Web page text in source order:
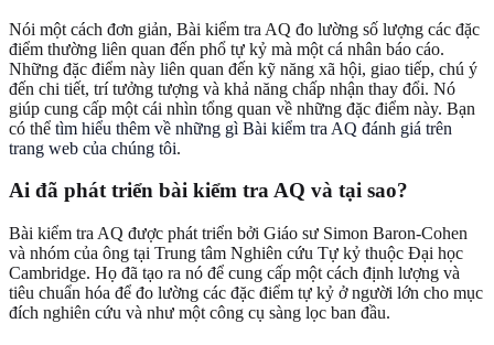
Nói một cách đơn giản, Bài kiểm tra AQ đo lường số lượng các đặc
điểm thường liên quan đến phổ tự kỷ mà một cá nhân báo cáo.
Những đặc điểm này liên quan đến kỹ năng xã hội, giao tiếp, chú ý
đến chi tiết, trí tưởng tượng và khả năng chấp nhận thay đổi. Nó
giúp cung cấp một cái nhìn tổng quan về những đặc điểm này. Bạn
có thể tìm hiểu thêm về những gì Bài kiểm tra AQ đánh giá trên
trang web của chúng tôi.
Ai đã phát triển bài kiểm tra AQ và tại sao?
Bài kiểm tra AQ được phát triển bởi Giáo sư Simon Baron-Cohen
và nhóm của ông tại Trung tâm Nghiên cứu Tự kỷ thuộc Đại học
Cambridge. Họ đã tạo ra nó để cung cấp một cách định lượng và
tiêu chuẩn hóa để đo lường các đặc điểm tự kỷ ở người lớn cho mục
đích nghiên cứu và như một công cụ sàng lọc ban đầu.